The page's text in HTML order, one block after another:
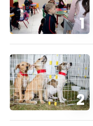
1
2